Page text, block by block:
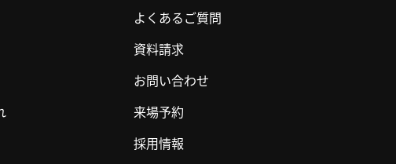
よくあるご質問
資料請求
お問い合わせ
来場予約
採用情報